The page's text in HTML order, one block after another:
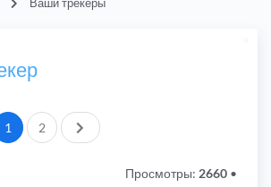
1 2 След.
Просмотры: 2660 •